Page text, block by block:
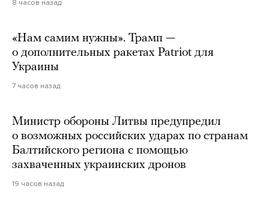
8 часов назад
«Нам самим нужны». Трамп —
о дополнительных ракетах Patriot для
Украины
7 часов назад
Министр обороны Литвы предупредил
о возможных российских ударах по странам
Балтийского региона с помощью
захваченных украинских дронов
19 часов назад